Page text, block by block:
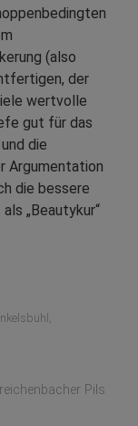
(also
der
wertvolle
gut für das
die
Argumentation
die bessere
„Beautykur“
,
Pils